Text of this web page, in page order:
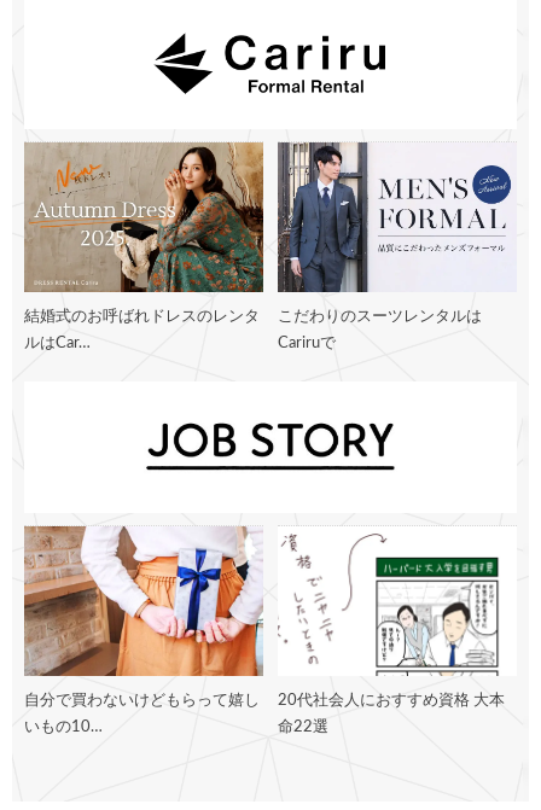
結婚式のお呼ばれドレスのレンタ
ルはCar…
こだわりのスーツレンタルは
Cariruで
自分で買わないけどもらって嬉し
いもの10…
20代社会人におすすめ資格 大本
命22選